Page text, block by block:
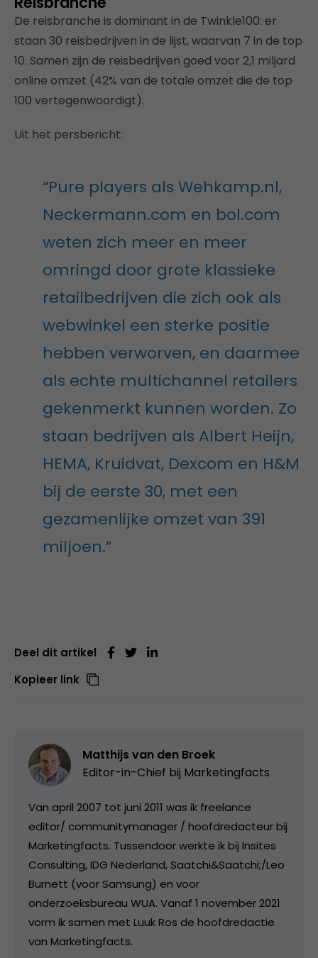
De reisbranche is dominant in de Twinkle100: er
staan 30 reisbedrijven in de lijst, waarvan 7 in de top
10. Samen zijn de reisbedrijven goed voor 2,1 miljard
online omzet (42% van de totale omzet die de top
100 vertegenwoordigt).
Uit het persbericht:
“Pure players als Wehkamp.nl,
Neckermann.com en bol.com
weten zich meer en meer
omringd door grote klassieke
retailbedrijven die zich ook als
webwinkel een sterke positie
hebben verworven, en daarmee
als echte multichannel retailers
gekenmerkt kunnen worden. Zo
staan bedrijven als Albert Heijn,
HEMA, Kruidvat, Dexcom en H&M
bij de eerste 30, met een
gezamenlijke omzet van 391
miljoen.”
Deel dit artikel
Kopieer link
Matthijs van den Broek
Editor-in-Chief bij Marketingfacts
Van april 2007 tot juni 2011 was ik freelance
editor/ communitymanager / hoofdredacteur bij
Marketingfacts. Tussendoor werkte ik bij Insites
Consulting, IDG Nederland, Saatchi&Saatchi;/Leo
Burnett (voor Samsung) en voor
onderzoeksbureau WUA. Vanaf 1 november 2021
vorm ik samen met Luuk Ros de hoofdredactie
van Marketingfacts.